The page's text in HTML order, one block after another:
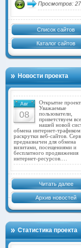
Просмотров:
Список сайтов
Каталог сайтов
Новости проекта
Авг
08
Открытие
Уважаемые
пользователи,
приветствуем
нашей новой
обмена интернет-
раскрутки веб-сайтов.
предназначен для обмена
визитами, посещениями и
бесплатного продвижения
интернет-ресурсов.…
Читать далее
Архив новостей
Статистика проекта